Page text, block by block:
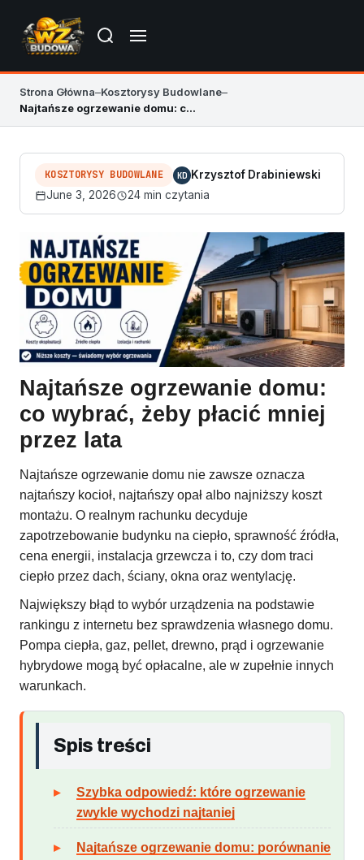
Strona Główna–Kosztorysy Budowlane–
Najtańsze ogrzewanie domu: co wybrać w 2026
KOSZTORYSY BUDOWLANE KD Krzysztof Drabiniewski
June 3, 2026
24 min czytania
Najtańsze ogrzewanie domu:
co wybrać, żeby płacić mniej
przez lata
Najtańsze ogrzewanie domu nie zawsze oznacza
najtańszy kocioł, najtańszy opał albo najniższy koszt
montażu. O realnym rachunku decyduje
zapotrzebowanie budynku na ciepło, sprawność źródła,
cena energii, instalacja grzewcza i to, czy dom traci
ciepło przez dach, ściany, okna oraz wentylację.
Największy błąd to wybór urządzenia na podstawie
rankingu z internetu bez sprawdzenia własnego domu.
Pompa ciepła, gaz, pellet, drewno, prąd i ogrzewanie
hybrydowe mogą być opłacalne, ale w zupełnie innych
warunkach.
Spis treści
Szybka odpowiedź: które ogrzewanie
zwykle wychodzi najtaniej
Najtańsze ogrzewanie domu: porównanie